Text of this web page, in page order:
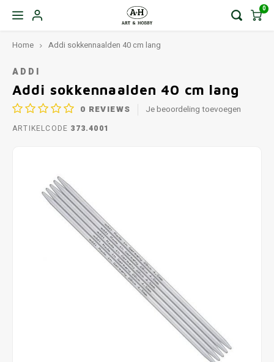
0
Home Addi sokkennaalden 40 cm lang
ADDI
Addi sokkennaalden 40 cm lang
0 REVIEWS Je beoordeling toevoegen
ARTIKELCODE 373.4001